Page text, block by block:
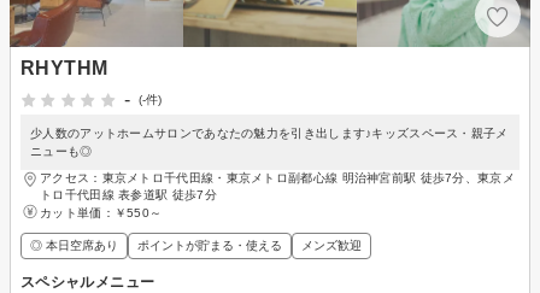
RHYTHM
-
(-件)
少人数のアットホームサロンであなたの魅力を引き出します♪キッズスペース・親子メ
ニューも◎
アクセス：東京メトロ千代田線・東京メトロ副都心線 明治神宮前駅 徒歩7分、東京メ
トロ千代田線 表参道駅 徒歩7分
カット単価： ￥550～
◎ 本日空席あり ポイントが貯まる・使える メンズ歓迎
スペシャルメニュー